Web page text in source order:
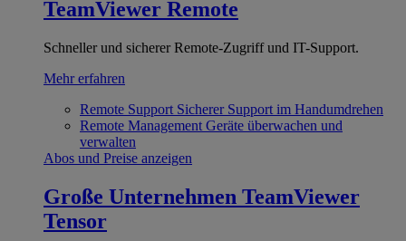
TeamViewer Remote
Schneller und sicherer Remote-Zugriff und IT-Support.
Mehr erfahren
Remote Support Sicherer Support im Handumdrehen
Remote Management Geräte überwachen und
verwalten
Abos und Preise anzeigen
Große Unternehmen TeamViewer
Tensor